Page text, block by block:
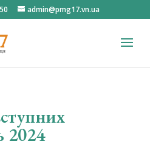
admin@pmg17.vn.ua
2024